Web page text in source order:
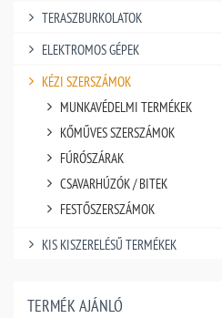
TERASZBURKOLATOK
ELEKTROMOS GÉPEK
KÉZI SZERSZÁMOK
MUNKAVÉDELMI TERMÉKEK
KŐMŰVES SZERSZÁMOK
FÚRÓSZÁRAK
CSAVARHÚZÓK / BITEK
FESTŐSZERSZÁMOK
KIS KISZERELÉSŰ TERMÉKEK
TERMÉK AJÁNLÓ